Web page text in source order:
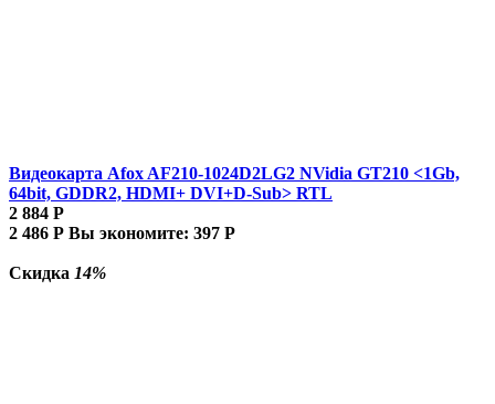
Видеокарта Afox AF210-1024D2LG2 NVidia GT210 <1Gb,
64bit, GDDR2, HDMI+ DVI+D-Sub> RTL
2 884 Р
2 486 Р Вы экономите: 397 Р
Скидка 14%